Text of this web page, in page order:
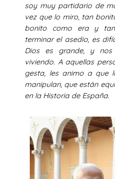
soy muy partidario de
vez que lo miro, tan
bonito como era y
terminar el asedio, es
Dios es grande, y
viviendo. A aquellas
gesta, les animo a que
manipulan, que están
en la Historia de España.